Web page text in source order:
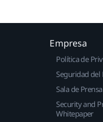
Empresa
Política de
Seguridad del
Sala de Prensa
Security and
Whitepaper